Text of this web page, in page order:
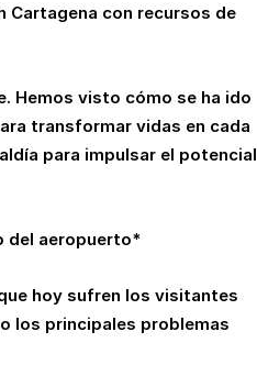
con recursos de
Hemos visto cómo se ha ido
transformar vidas en cada
para impulsar el potencial
del aeropuerto*
hoy sufren los visitantes
los principales problemas